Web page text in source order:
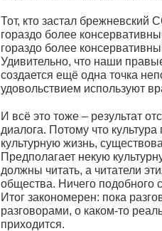
Тот, кто застал
гораздо более
гораздо более
Удивительно, что наши
создается ещё одна точка
удовольствием используют
И всё это тоже – результат
диалога. Потому что
культурную жизнь,
Предполагает некую
должны читать, а читатели
общества. Ничего подобного
Итог закономерен: пока
разговорами, о каком-то
приходится.